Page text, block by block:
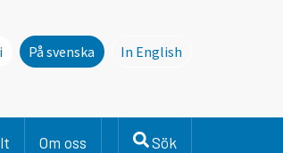
På svenska
In English
Om oss Sök